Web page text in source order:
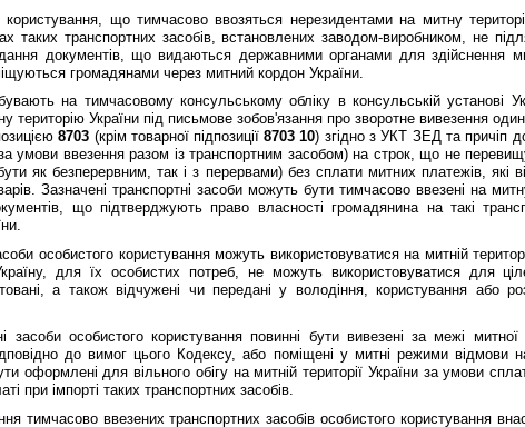
що тимчасово ввозяться нерезидентами на митну
таких транспортних засобiв, встановлених заводом-виробником, не
документiв, що видаються державними органами для здiйснення
громадянами через митний кордон України.
на тимчасовому консульському облiку в консульськiй установi
територiю України пiд письмове зобов'язання про зворотне вивезення
8703 (крiм товарної пiдпозицiї8703 10) згiдно з УКТ ЗЕД та причiп
умови ввезення разом iз транспортним засобом) на строк, що не
як безперервним, так i з перервами) без сплати митних платежiв, якi
Зазначенi транспортнi засоби можуть бути тимчасово ввезенi на
що пiдтверджують право власностi громадянина на такi
особистого користування можуть використовуватися на митнiй
для їх особистих потреб, не можуть використовуватися для
а також вiдчуженi чи переданi у володiння, користування або
особистого користування повиннi бути вивезенi за межi митної
до вимог цього Кодексу, або помiщенi у митнi режими вiдмови
оформленi для вiльного обiгу на митнiй територiї України за умови
при iмпортi таких транспортних засобiв.
тимчасово ввезених транспортних засобiв особистого користування